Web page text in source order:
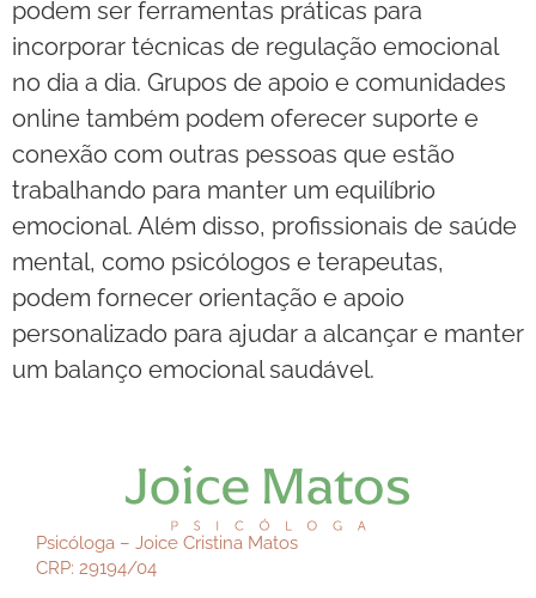
podem ser ferramentas práticas para
incorporar técnicas de regulação emocional
no dia a dia. Grupos de apoio e comunidades
online também podem oferecer suporte e
conexão com outras pessoas que estão
trabalhando para manter um equilíbrio
emocional. Além disso, profissionais de saúde
mental, como psicólogos e terapeutas,
podem fornecer orientação e apoio
personalizado para ajudar a alcançar e manter
um balanço emocional saudável.
Psicóloga – Joice Cristina Matos
CRP: 29194/04